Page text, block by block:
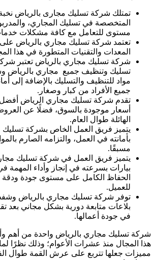
تمتلك شركة تسليك مجارى بالرياض
المتخصصة في تسليك المجاري،
مستوى للتعامل مع كافة مشكلات
تعتمد شركة تسليك مجاري بالرياض
المعدات والتقنيات المتطورة في هذا
شركة تسليك مجاري بالرياض تعتبر
تسليك وتنظيف جميع مجاري بالرياض
مواد للتنظيف والتسليك بالإضافة إلى
جميع الأفراد من كبار وصغار.
تقدم شركة تسليك مجاري الرياض
أسعار موجودة بالسوق، فضلًا عن
الهائلة طوال العام.
يتميز فريق العمل الخاص بشركة تسليك
بأمانته في العمل، والتزامه الصارم
مسبقًا.
يتميز فريق العمل في شركة تسليك
بيارات بسرعته في إنجاز وأداء
الحفاظ الكامل على مستوى جودة ودقة
للعميل.
توفر شركة تسليك مجاري بالرياض
بلاعات متابعة دورية بشكل مجاني بعد
في جودة أعمالها.
شركة تسليك مجاري بالرياض واحدة من أهم
هذا المجال منذ عشرات الأعوام؛ وذلك نظرًا
مميزات جعلها تتربع على عرش القمة طوال